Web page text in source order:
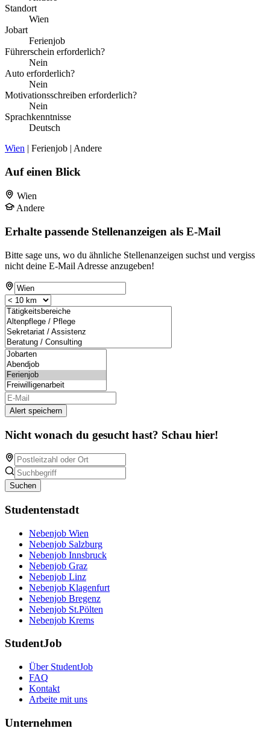
Standort
Wien
Jobart
Ferienjob
Führerschein erforderlich?
Nein
Auto erforderlich?
Nein
Motivationsschreiben erforderlich?
Nein
Sprachkenntnisse
Deutsch
Wien | Ferienjob | Andere
Auf einen Blick
Wien
Andere
Erhalte passende Stellenanzeigen als E-Mail
Bitte sage uns, wo du ähnliche Stellenanzeigen suchst und vergiss
nicht deine E-Mail Adresse anzugeben!
Alert speichern
Nicht wonach du gesucht hast? Schau hier!
Suchen
Studentenstadt
Nebenjob Wien
Nebenjob Salzburg
Nebenjob Innsbruck
Nebenjob Graz
Nebenjob Linz
Nebenjob Klagenfurt
Nebenjob Bregenz
Nebenjob St.Pölten
Nebenjob Krems
StudentJob
Über StudentJob
FAQ
Kontakt
Arbeite mit uns
Unternehmen